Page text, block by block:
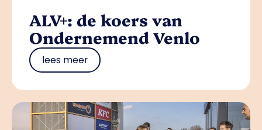
ALV+: de koers van
Ondernemend Venlo
lees meer